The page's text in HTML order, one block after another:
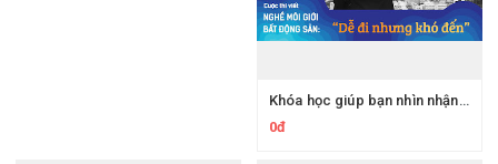
Khóa học giúp bạn nhìn nhận Tổng quan về môi giới bất động sản
0đ